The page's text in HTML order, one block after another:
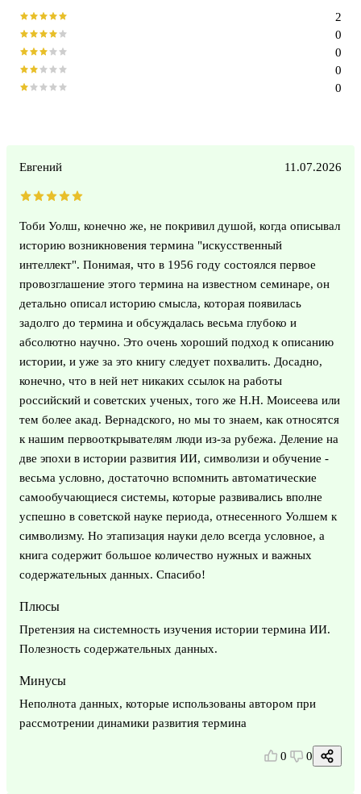
0
0
0
0
2
Евгений 11.07.2026
Тоби Уолш, конечно же, не покривил душой, когда описывал
историю возникновения термина "искусственный
интеллект". Понимая, что в 1956 году состоялся первое
провозглашение этого термина на известном семинаре, он
детально описал историю смысла, которая появилась
задолго до термина и обсуждалась весьма глубоко и
абсолютно научно. Это очень хороший подход к описанию
истории, и уже за это книгу следует похвалить. Досадно,
конечно, что в ней нет никаких ссылок на работы
российский и советских ученых, того же Н.Н. Моисеева или
тем более акад. Вернадского, но мы то знаем, как относятся
к нашим первооткрывателям люди из-за рубежа. Деление на
две эпохи в истории развития ИИ, символизи и обучение -
весьма условно, достаточно вспомнить автоматические
самообучающиеся системы, которые развивались вполне
успешно в советской науке периода, отнесенного Уолшем к
символизму. Но этапизация науки дело всегда условное, а
книга содержит большое количество нужных и важных
содержательных данных. Спасибо!
Плюсы
Претензия на системность изучения истории термина ИИ.
Полезность содержательных данных.
Минусы
Неполнота данных, которые использованы автором при
рассмотрении динамики развития термина
0 0